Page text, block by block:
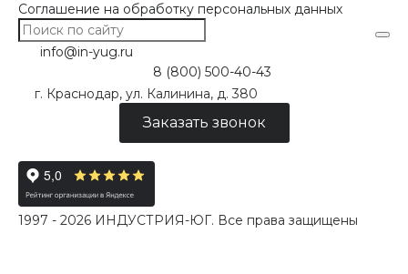
Соглашение на обработку персональных данных
info@in-yug.ru
8 (800) 500-40-43
г. Краснодар, ул. Калинина, д. 380
Заказать звонок
1997 - 2026 ИНДУСТРИЯ-ЮГ. Все права защищены